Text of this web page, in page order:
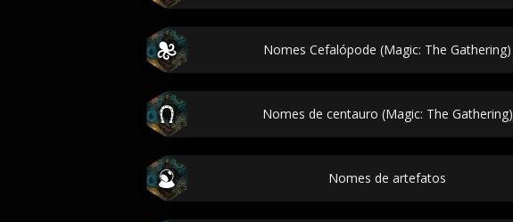
Nomes Cefalópode (Magic: The Gathering)
Nomes de centauro (Magic: The Gathering)
Nomes de artefatos